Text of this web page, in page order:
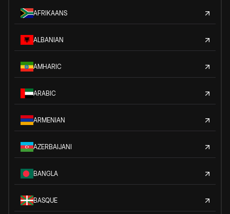
AFRIKAANS
ALBANIAN
AMHARIC
ARABIC
ARMENIAN
AZERBAIJANI
BANGLA
BASQUE